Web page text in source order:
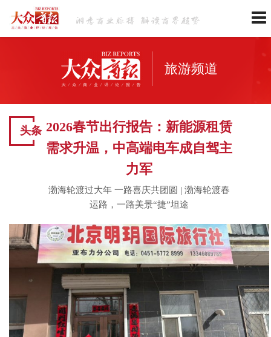
旅游频道
头条 2026春节出行报告：新能源租赁
需求升温，中高端电车成自驾主
力军
渤海轮渡过大年 一路喜庆共团圆 | 渤海轮渡春
运路，一路美景“捷”坦途